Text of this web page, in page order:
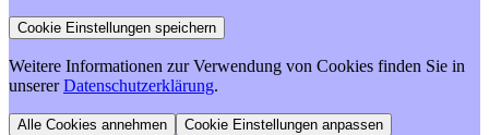
Weitere Informationen zur Verwendung von Cookies finden Sie in
unsererDatenschutzerklärung.
Cookie Einstellungen anpassen